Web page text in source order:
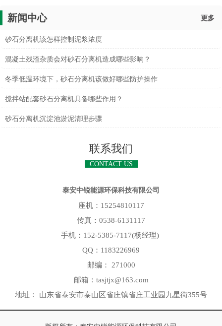
新闻中心 更多
砂石分离机该怎样控制泥浆浓度
混凝土残渣杂质会对砂石分离机造成哪些影响？
冬季低温环境下，砂石分离机该做好哪些防护操作
搅拌站配套砂石分离机具备哪些作用？
砂石分离机沉淀池淤泥清理步骤
联系我们
CONTACT US
泰安中锐能源环保科技有限公司
座机：15254810117
传真：0538-6131117
手机：152-5385-7117(杨经理)
QQ：1183226969
邮编： 271000
邮箱：tasjtjx@163.com
地址： 山东省泰安市泰山区省庄镇省庄工业园九星街355号